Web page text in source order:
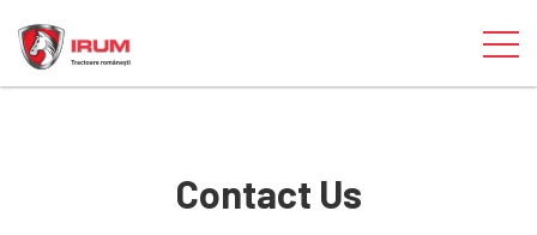
Contact Us